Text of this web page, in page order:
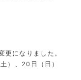
になりました。
、20日（日）